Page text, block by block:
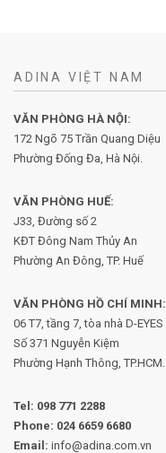
ADINA VIỆT NAM
VĂN PHÒNG HÀ NỘI:
172 Ngõ 75 Trần Quang Diệu
Phường Đống Đa, Hà Nội.
VĂN PHÒNG HUẾ:
J33, Đường số 2
KĐT Đông Nam Thủy An
Phường An Đông, TP. Huế
VĂN PHÒNG HỒ CHÍ MINH:
06 T7, tầng 7, tòa nhà D-EYES
Số 371 Nguyễn Kiệm
Phường Hạnh Thông, TP.HCM.
Tel: 098 771 2288
Phone: 024 6659 6680
Email: info@adina.com.vn